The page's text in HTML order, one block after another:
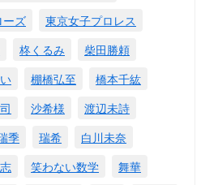
ーズ
東京女子プロレス
柊くるみ
柴田勝頼
棚橋弘至
橋本千紘
沙希様
渡辺未詩
季 瑞希
白川未奈
笑わない数学 舞華